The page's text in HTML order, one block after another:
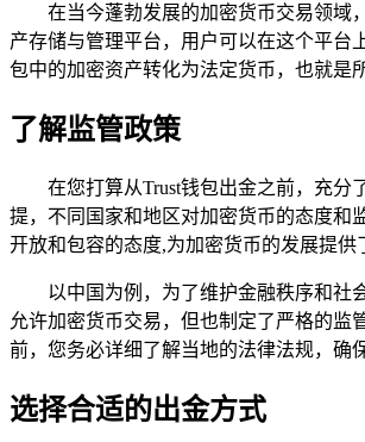
在当今蓬勃发展的加密货币交易领域
产存储与管理平台，用户可以在这个平台
包中的加密资产转化为法定货币，也就是
了解监管政策
在您打算从Trust钱包出金之前，充
提，不同国家和地区对加密货币的态度和
开放和包容的态度,为加密货币的发展提供
以中国为例，为了维护金融秩序和社
允许加密货币交易，但也制定了严格的监
前，您务必详细了解当地的法律法规，确
选择合适的出金方式